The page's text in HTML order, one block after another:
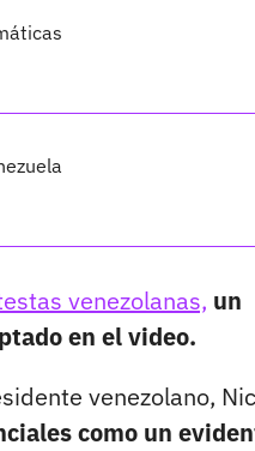
venezolanas, un
en el video.
venezolano,
como un